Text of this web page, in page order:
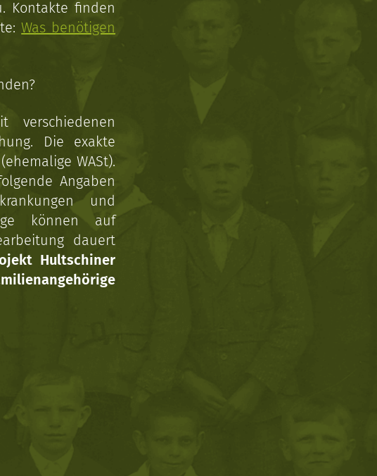
Kontakte finden
Was benötigen
verschiedenen
Die exakte
WASt).
Angaben
und
können auf
dauert
Hultschiner